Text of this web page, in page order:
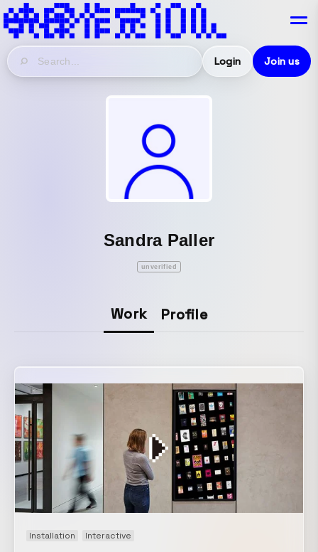
Login Join us
Sandra Paller
unverified
Work Profile
Installation Interactive